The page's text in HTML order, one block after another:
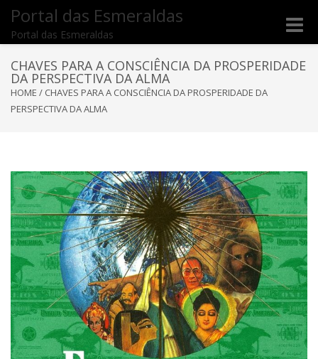
Portal das Esmeraldas
Portal das Esmeraldas
Toggle
CHAVES PARA A CONSCIÊNCIA DA PROSPERIDADE
DA PERSPECTIVA DA ALMA
HOME / CHAVES PARA A CONSCIÊNCIA DA PROSPERIDADE DA
PERSPECTIVA DA ALMA